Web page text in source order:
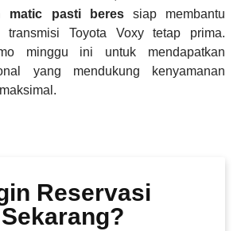
matic pasti beressiap membantu
transmisi Toyota Voxy tetap prima.
minggu ini untuk mendapatkan
yang mendukung kenyamanan
Reservasi
Sekarang?